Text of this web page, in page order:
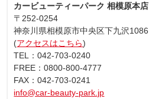
カービューティーパーク 相模原本店
〒252-0254
神奈川県相模原市中央区下九沢1086
(アクセスはこちら)
TEL：042-703-0240
FREE：0800-800-4777
FAX：042-703-0241
info@car-beauty-park.jp